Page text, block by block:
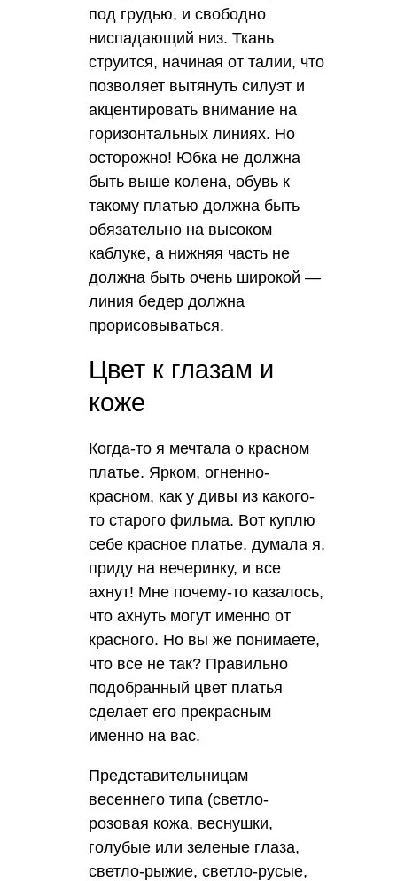
под грудью, и свободно
ниспадающий низ. Ткань
струится, начиная от талии, что
позволяет вытянуть силуэт и
акцентировать внимание на
горизонтальных линиях. Но
осторожно! Юбка не должна
быть выше колена, обувь к
такому платью должна быть
обязательно на высоком
каблуке, а нижняя часть не
должна быть очень широкой —
линия бедер должна
прорисовываться.
Цвет к глазам и
коже
Когда-то я мечтала о красном
платье. Ярком, огненно-
красном, как у дивы из какого-
то старого фильма. Вот куплю
себе красное платье, думала я,
приду на вечеринку, и все
ахнут! Мне почему-то казалось,
что ахнуть могут именно от
красного. Но вы же понимаете,
что все не так? Правильно
подобранный цвет платья
сделает его прекрасным
именно на вас.
Представительницам
весеннего типа (светло-
розовая кожа, веснушки,
голубые или зеленые глаза,
светло-рыжие, светло-русые,